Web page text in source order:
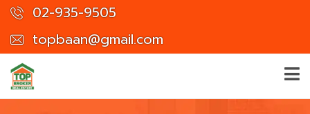
02-935-9505
topbaan@gmail.com